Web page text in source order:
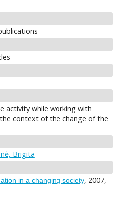
activity while working with
context of the change of the
Brigita
in a changing society, 2007,